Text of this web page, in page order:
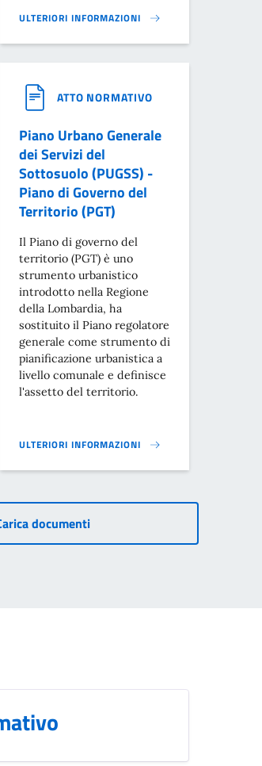
DELLE SOTTRAZIONI PREVISTE DAL PGT - PIANO
ULTERIORI INFORMAZIONI
STATUTO COMUNALE}
- PIANO DI GOVERNO DEL TERRITORIO (PGT)}
ATTO NORMATIVO
Piano Urbano Generale
dei Servizi del
Sottosuolo (PUGSS) -
Piano di Governo del
Territorio (PGT)
Il Piano di governo del
territorio (PGT) è uno
strumento urbanistico
introdotto nella Regione
della Lombardia, ha
sostituito il Piano regolatore
generale come strumento di
pianificazione urbanistica a
livello comunale e definisce
l'assetto del territorio.
ULTERIORI INFORMAZIONI
PIANO URBANO GENERALE DEI SERVIZI DEL
documenti